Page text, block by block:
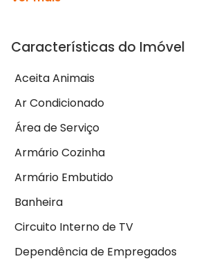
Características do Imóvel
Aceita Animais
Ar Condicionado
Área de Serviço
Armário Cozinha
Armário Embutido
Banheira
Circuito Interno de TV
Dependência de Empregados